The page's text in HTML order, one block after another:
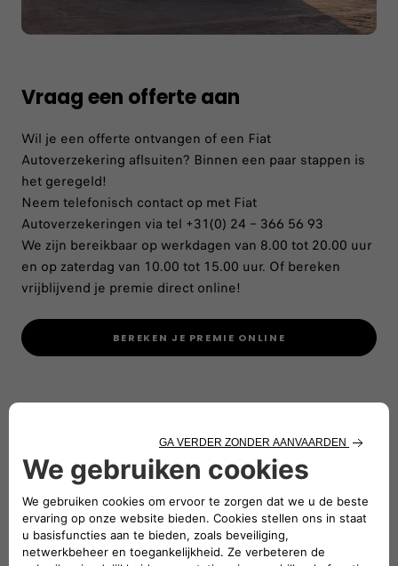
Vraag een offerte aan
Wil je een offerte ontvangen of een Fiat
Autoverzekering aflsuiten? Binnen een paar stappen is
het geregeld!
Neem telefonisch contact op met Fiat
Autoverzekeringen via tel +31(0) 24 – 366 56 93
We zijn bereikbaar op werkdagen van 8.00 tot 20.00 uur
en op zaterdag van 10.00 tot 15.00 uur. Of bereken
vrijblijvend je premie direct online!
BEREKEN JE PREMIE ONLINE